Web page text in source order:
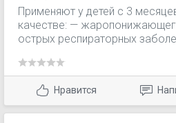
Применяют у детей с 3
качестве: —
острых респираторных
других инфекционно-
сопровождающихся
— обезболивающего
синдроме слабой или
Нравится